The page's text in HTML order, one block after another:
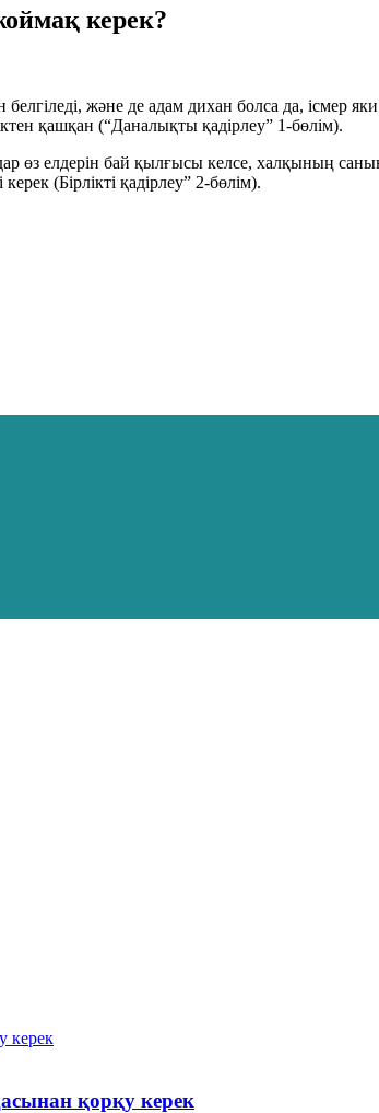
керек?
және де адам дихан болса да, ісмер
қашқан (“Даналықты қадірлеу” 1-бөлім).
өз елдерін бай қылғысы келсе, халқының санын
(Бірлікті қадірлеу” 2-бөлім).
қорқу керек